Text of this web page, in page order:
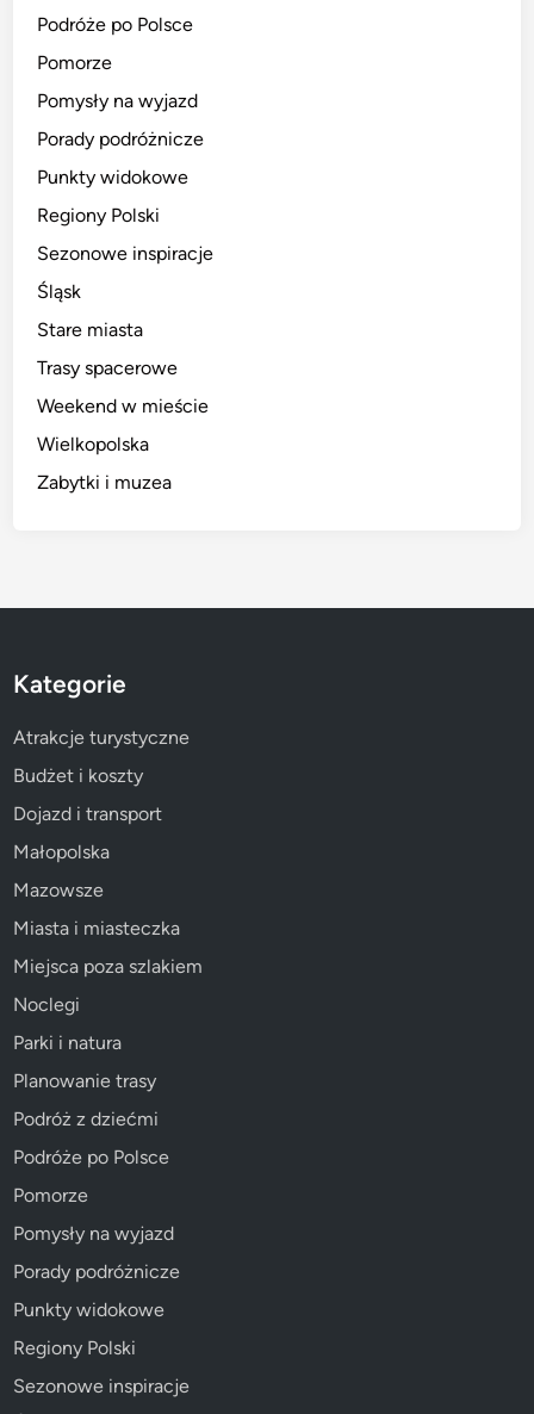
Podróże po Polsce
Pomorze
Pomysły na wyjazd
Porady podróżnicze
Punkty widokowe
Regiony Polski
Sezonowe inspiracje
Śląsk
Stare miasta
Trasy spacerowe
Weekend w mieście
Wielkopolska
Zabytki i muzea
Kategorie
Atrakcje turystyczne
Budżet i koszty
Dojazd i transport
Małopolska
Mazowsze
Miasta i miasteczka
Miejsca poza szlakiem
Noclegi
Parki i natura
Planowanie trasy
Podróż z dziećmi
Podróże po Polsce
Pomorze
Pomysły na wyjazd
Porady podróżnicze
Punkty widokowe
Regiony Polski
Sezonowe inspiracje